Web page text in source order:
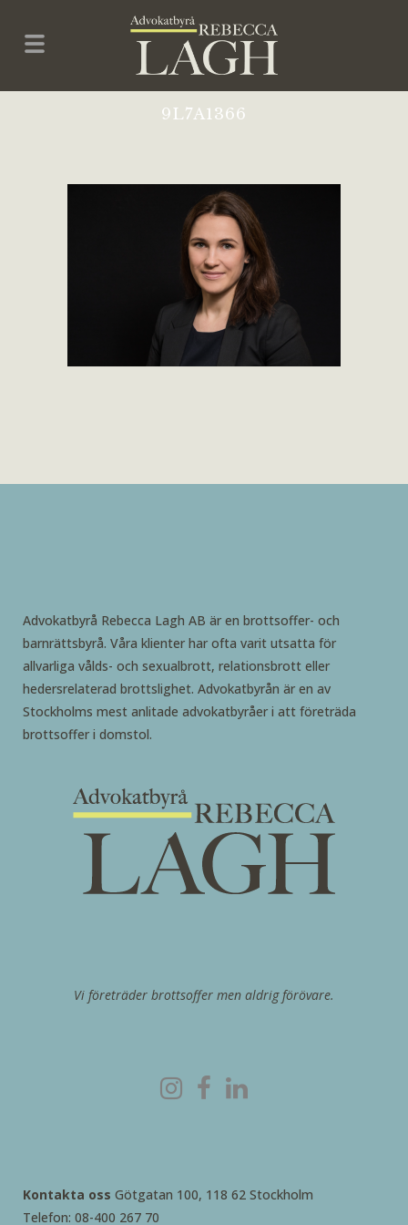
9L7A1366
Advokatbyrå Rebecca Lagh AB är en brottsoffer- och
barnrättsbyrå. Våra klienter har ofta varit utsatta för
allvarliga vålds- och sexualbrott, relationsbrott eller
hedersrelaterad brottslighet. Advokatbyrån är en av
Stockholms mest anlitade advokatbyråer i att företräda
brottsoffer i domstol.
Vi företräder brottsoffer men aldrig förövare.
Kontakta oss Götgatan 100, 118 62 Stockholm
Telefon: 08-400 267 70